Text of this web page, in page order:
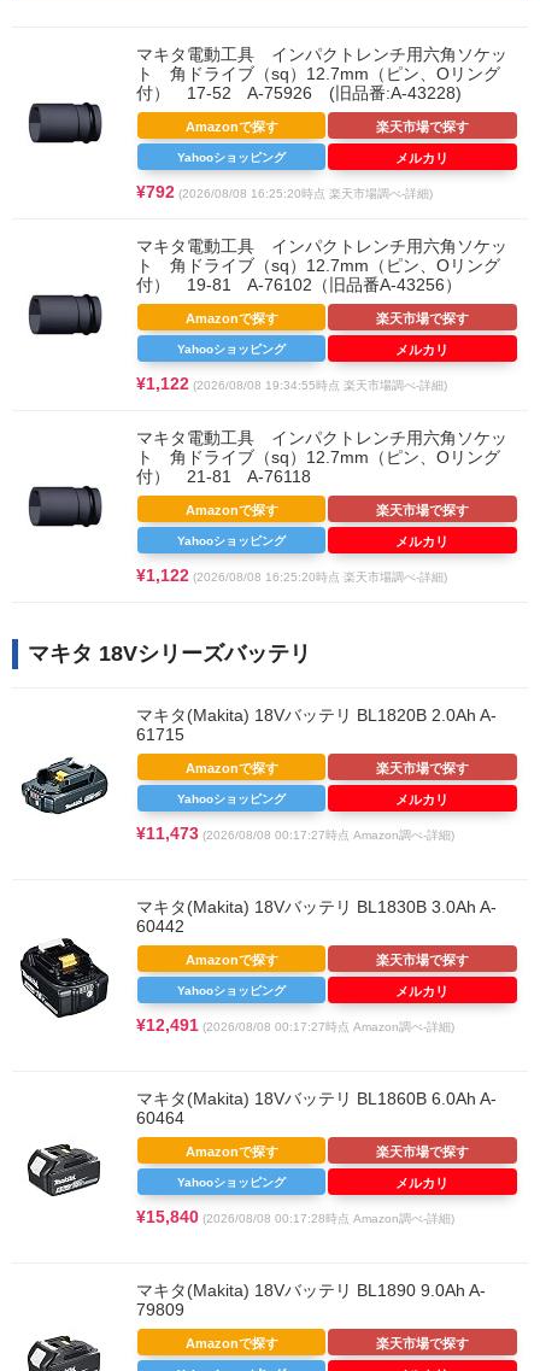
マキタ電動工具 インパクトレンチ用六角ソケッ
ト 角ドライブ（sq）12.7mm（ピン、Oリング
付） 17-52 A-75926 (旧品番:A-43228)
¥792 (2026/08/08 16:25:20時点 楽天市場調べ-詳細)
Amazonで探す 楽天市場で探す
Yahooショッピング メルカリ
マキタ電動工具 インパクトレンチ用六角ソケッ
ト 角ドライブ（sq）12.7mm（ピン、Oリング
付） 19-81 A-76102（旧品番A-43256）
¥1,122 (2026/08/08 19:34:55時点 楽天市場調べ-詳細)
Amazonで探す 楽天市場で探す
Yahooショッピング メルカリ
マキタ電動工具 インパクトレンチ用六角ソケッ
ト 角ドライブ（sq）12.7mm（ピン、Oリング
付） 21-81 A-76118
¥1,122 (2026/08/08 16:25:20時点 楽天市場調べ-詳細)
Amazonで探す 楽天市場で探す
Yahooショッピング メルカリ
マキタ 18Vシリーズバッテリ
マキタ(Makita) 18Vバッテリ BL1820B 2.0Ah A-
61715
¥11,473 (2026/08/08 00:17:27時点 Amazon調べ-詳細)
Amazonで探す 楽天市場で探す
Yahooショッピング メルカリ
マキタ(Makita) 18Vバッテリ BL1830B 3.0Ah A-
60442
¥12,491 (2026/08/08 00:17:27時点 Amazon調べ-詳細)
Amazonで探す 楽天市場で探す
Yahooショッピング メルカリ
マキタ(Makita) 18Vバッテリ BL1860B 6.0Ah A-
60464
¥15,840 (2026/08/08 00:17:28時点 Amazon調べ-詳細)
Amazonで探す 楽天市場で探す
Yahooショッピング メルカリ
マキタ(Makita) 18Vバッテリ BL1890 9.0Ah A-
79809
Amazonで探す 楽天市場で探す